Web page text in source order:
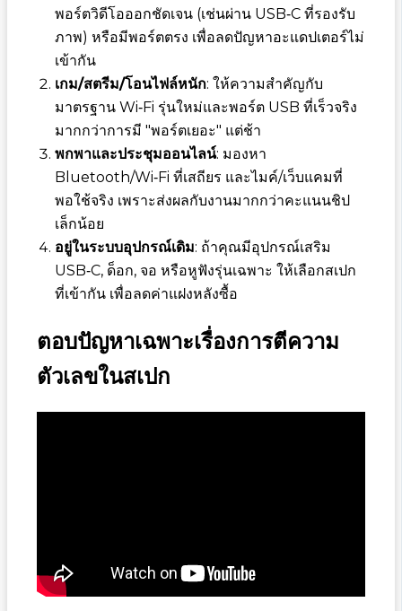
พอร์ตวิดีโอออกชัดเจน (เช่นผ่าน USB‑C ที่รองรับ
ภาพ) หรือมีพอร์ตตรง เพื่อลดปัญหาอะแดปเตอร์ไม่
เข้ากัน
เกม/สตรีม/โอนไฟล์หนัก: ให้ความสำคัญกับ
มาตรฐาน Wi‑Fi รุ่นใหม่และพอร์ต USB ที่เร็วจริง
มากกว่าการมี "พอร์ตเยอะ" แต่ช้า
พกพาและประชุมออนไลน์: มองหา
Bluetooth/Wi‑Fi ที่เสถียร และไมค์/เว็บแคมที่
พอใช้จริง เพราะส่งผลกับงานมากกว่าคะแนนชิป
เล็กน้อย
อยู่ในระบบอุปกรณ์เดิม: ถ้าคุณมีอุปกรณ์เสริม
USB‑C, ด็อก, จอ หรือหูฟังรุ่นเฉพาะ ให้เลือกสเปก
ที่เข้ากัน เพื่อลดค่าแฝงหลังซื้อ
ตอบปัญหาเฉพาะเรื่องการตีความ
ตัวเลขในสเปก